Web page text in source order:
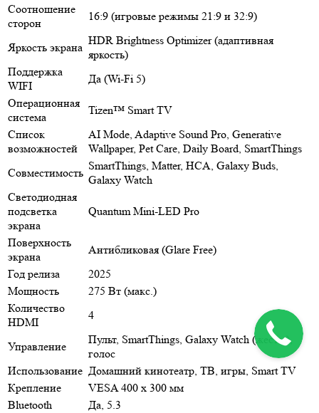
Соотношение
сторон
16:9 (игровые режимы 21:9 и 32:9)
Яркость экрана
HDR Brightness Optimizer (адаптивная
яркость)
Поддержка
WIFI
Да (Wi-Fi 5)
Операционная
система
Tizen™ Smart TV
Список
возможностей
AI Mode, Adaptive Sound Pro, Generative
Wallpaper, Pet Care, Daily Board, SmartThings
Совместимость
SmartThings, Matter, HCA, Galaxy Buds,
Galaxy Watch
Светодиодная
подсветка
экрана
Quantum Mini-LED Pro
Поверхность
экрана
Антибликовая (Glare Free)
Год релиза
2025
Мощность
275 Вт (макс.)
Количество
HDMI
4
Управление
Пульт, SmartThings, Galaxy Watch (жесты),
голос
Использование Домашний кинотеатр, ТВ, игры, Smart TV
Крепление
VESA 400 x 300 мм
Bluetooth
Да, 5.3